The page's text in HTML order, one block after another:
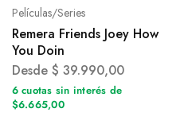
Películas/Series
Remera Friends Joey How
You Doin
Desde $ 39.990,00
6 cuotas sin interés de
$6.665,00